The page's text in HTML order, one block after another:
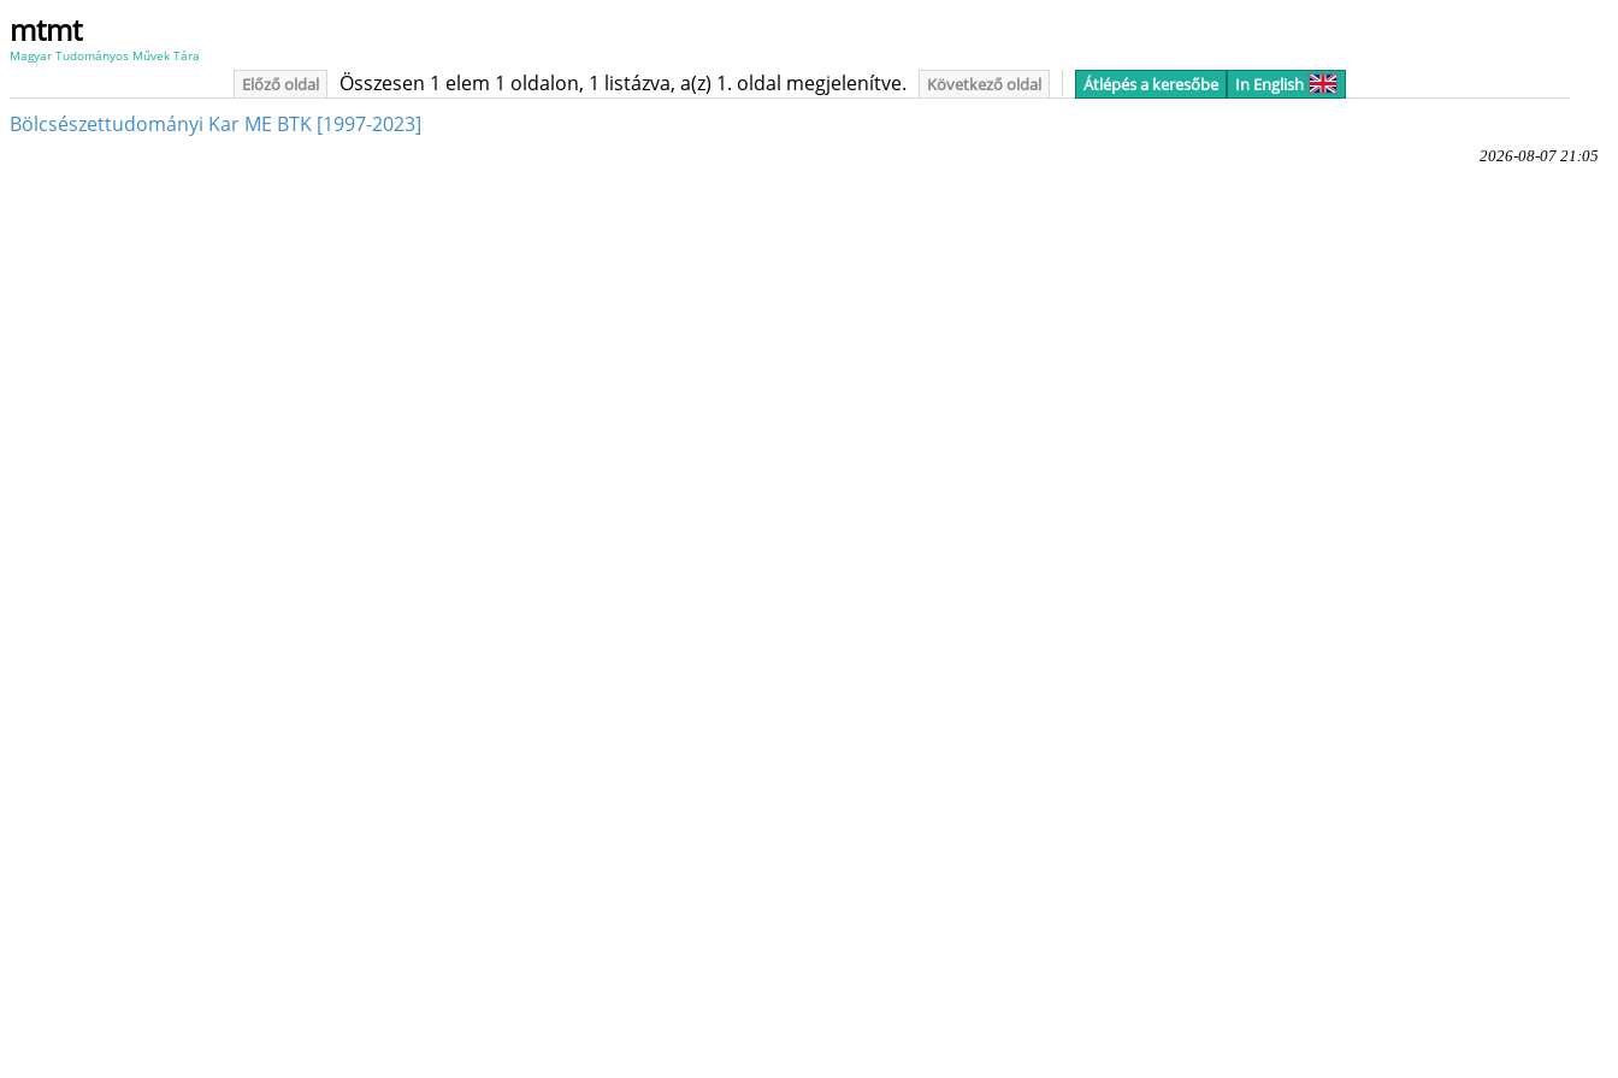
mtmt
Magyar Tudományos Művek Tára
Előző oldal Összesen 1 elem 1 oldalon, 1 listázva, a(z) 1. oldal megjelenítve. Következő oldal Átlépés a keresőbe In English
Bölcsészettudományi Kar ME BTK [1997-2023]
2026-08-07 21:05